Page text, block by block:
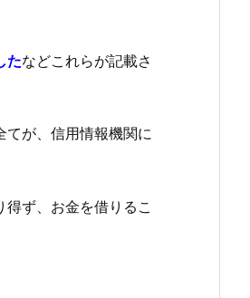
たなどこれらが記載さ
てが、信用情報機関に
ず、お金を借りるこ